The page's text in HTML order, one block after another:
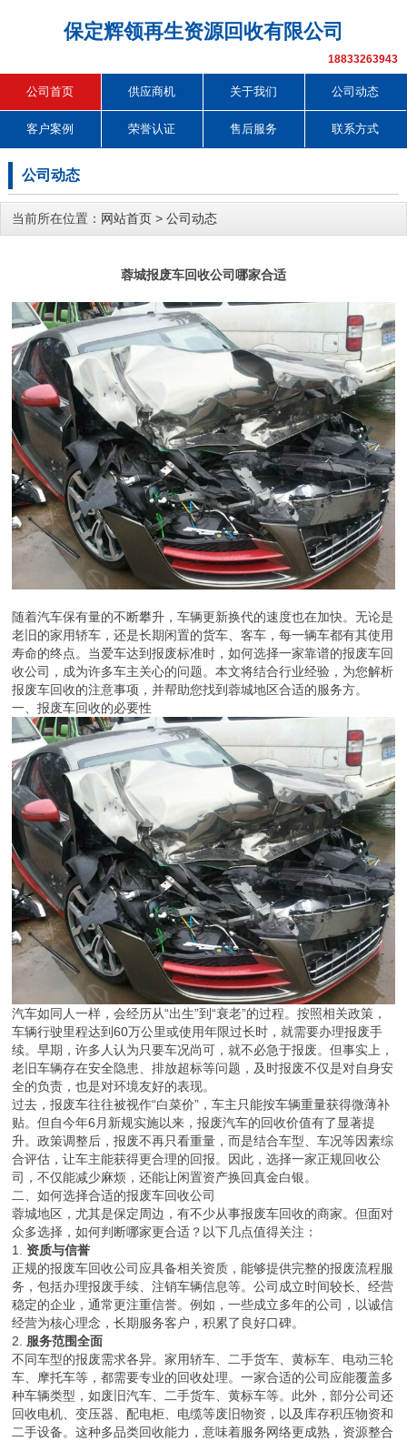
保定辉领再生资源回收有限公司
18833263943
公司首页 供应商机 关于我们 公司动态
客户案例 荣誉认证 售后服务 联系方式
公司动态
当前所在位置： 网站首页 > 公司动态
蓉城报废车回收公司哪家合适
随着汽车保有量的不断攀升，车辆更新换代的速度也在加快。无论是
老旧的家用轿车，还是长期闲置的货车、客车，每一辆车都有其使用
寿命的终点。当爱车达到报废标准时，如何选择一家靠谱的报废车回
收公司，成为许多车主关心的问题。本文将结合行业经验，为您解析
报废车回收的注意事项，并帮助您找到蓉城地区合适的服务方。
一、报废车回收的必要性
汽车如同人一样，会经历从“出生”到“衰老”的过程。按照相关政策，
车辆行驶里程达到60万公里或使用年限过长时，就需要办理报废手
续。早期，许多人认为只要车况尚可，就不必急于报废。但事实上，
老旧车辆存在安全隐患、排放超标等问题，及时报废不仅是对自身安
全的负责，也是对环境友好的表现。
过去，报废车往往被视作“白菜价”，车主只能按车辆重量获得微薄补
贴。但自今年6月新规实施以来，报废汽车的回收价值有了显著提
升。政策调整后，报废不再只看重量，而是结合车型、车况等因素综
合评估，让车主能获得更合理的回报。因此，选择一家正规回收公
司，不仅能减少麻烦，还能让闲置资产换回真金白银。
二、如何选择合适的报废车回收公司
蓉城地区，尤其是保定周边，有不少从事报废车回收的商家。但面对
众多选择，如何判断哪家更合适？以下几点值得关注：
1. 资质与信誉
正规的报废车回收公司应具备相关资质，能够提供完整的报废流程服
务，包括办理报废手续、注销车辆信息等。公司成立时间较长、经营
稳定的企业，通常更注重信誉。例如，一些成立多年的公司，以诚信
经营为核心理念，长期服务客户，积累了良好口碑。
2. 服务范围全面
不同车型的报废需求各异。家用轿车、二手货车、黄标车、电动三轮
车、摩托车等，都需要专业的回收处理。一家合适的公司应能覆盖多
种车辆类型，如废旧汽车、二手货车、黄标车等。此外，部分公司还
回收电机、变压器、配电柜、电缆等废旧物资，以及库存积压物资和
二手设备。这种多品类回收能力，意味着服务网络更成熟，资源整合